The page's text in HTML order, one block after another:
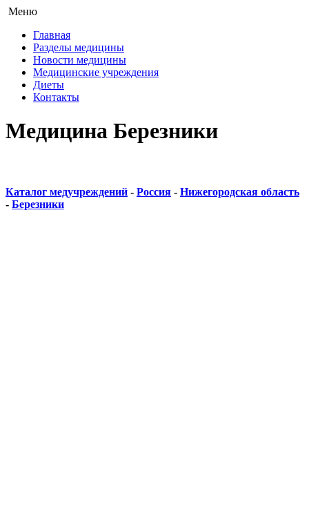
Меню
Главная
Разделы медицины
Новости медицины
Медицинские учреждения
Диеты
Контакты
Медицина Березники
Каталог медучреждений - Россия - Нижегородская область
- Березники